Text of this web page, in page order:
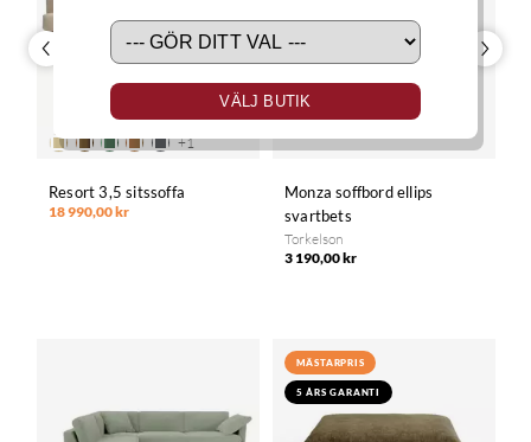
VÄLJ BUTIK
+1
Resort 3,5 sitssoffa
18 990,00 kr
Monza soffbord ellips
svartbets
Torkelson
3 190,00 kr
MÄSTARPRIS
5 ÅRS GARANTI